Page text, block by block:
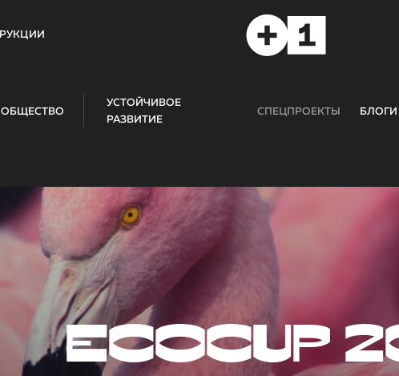
ОБЩЕСТВО
УСТОЙЧИВОЕ
РАЗВИТИЕ
СПЕЦПРОЕКТЫ БЛОГИ
ECOCUP